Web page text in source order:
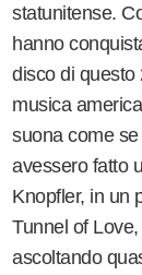
statunitense.
hanno
disco di questo
musica
suona come
avessero fatto
Knopfler, in un
Tunnel of
ascoltando